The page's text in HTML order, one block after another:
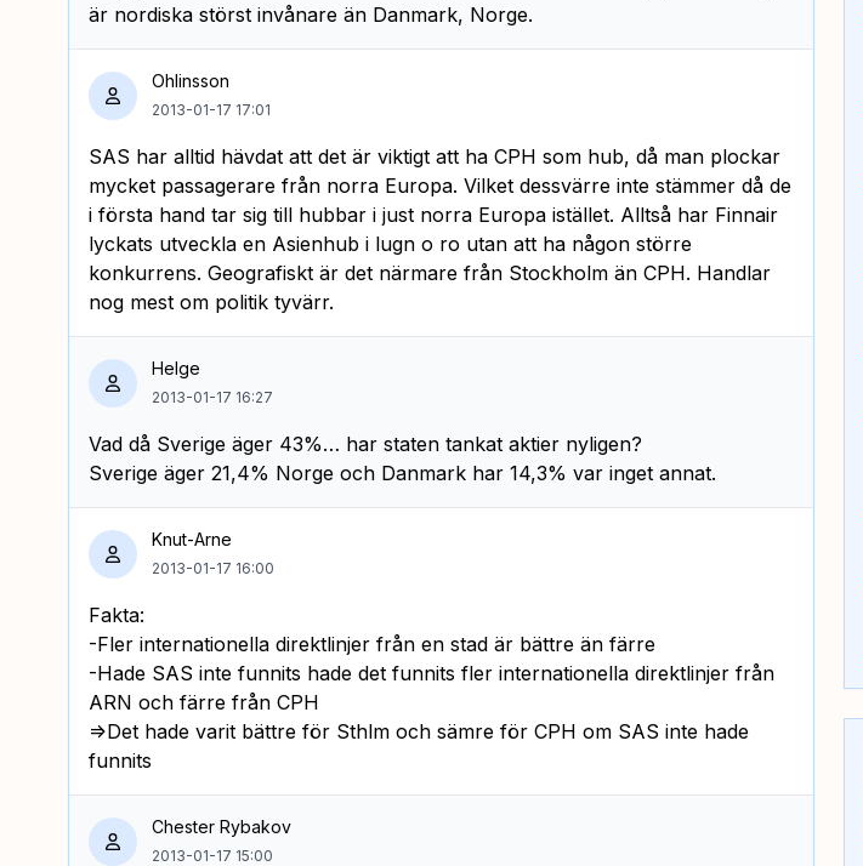
är nordiska störst invånare än Danmark, Norge.
Ohlinsson
2013-01-17 17:01
SAS har alltid hävdat att det är viktigt att ha CPH som hub, då man plockar
mycket passagerare från norra Europa. Vilket dessvärre inte stämmer då de
i första hand tar sig till hubbar i just norra Europa istället. Alltså har Finnair
lyckats utveckla en Asienhub i lugn o ro utan att ha någon större
konkurrens. Geografiskt är det närmare från Stockholm än CPH. Handlar
nog mest om politik tyvärr.
Helge
2013-01-17 16:27
Vad då Sverige äger 43%… har staten tankat aktier nyligen?
Sverige äger 21,4% Norge och Danmark har 14,3% var inget annat.
Knut-Arne
2013-01-17 16:00
Fakta:
-Fler internationella direktlinjer från en stad är bättre än färre
-Hade SAS inte funnits hade det funnits fler internationella direktlinjer från
ARN och färre från CPH
=>Det hade varit bättre för Sthlm och sämre för CPH om SAS inte hade
funnits
Chester Rybakov
2013-01-17 15:00